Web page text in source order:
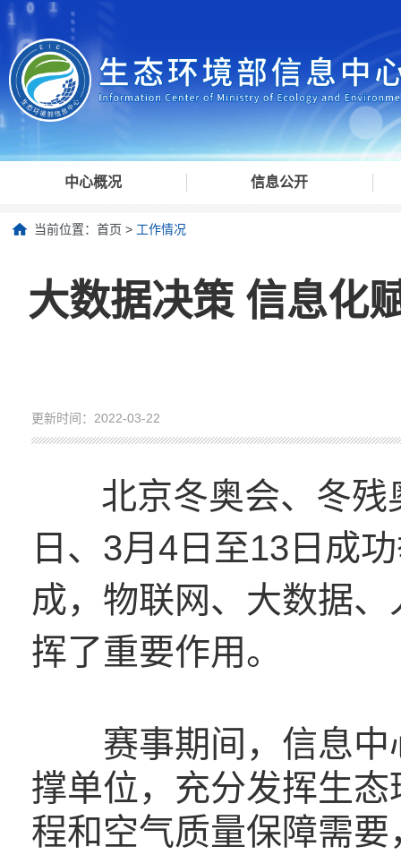
中心概况 信息公开
当前位置： 首页 > 工作情况
大数据决策 信息化
更新时间：2022-03-22
北京冬奥会、冬
日、3月4日至13日成
成，物联网、大数据
挥了重要作用。
赛事期间，信息中
撑单位，充分发挥生
程和空气质量保障需